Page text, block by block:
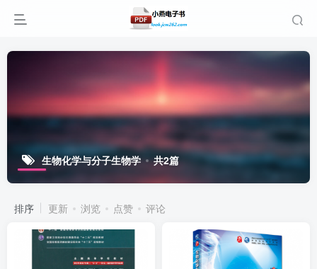
生物化学与分子生物学 共2篇
排序 更新 浏览 点赞 评论